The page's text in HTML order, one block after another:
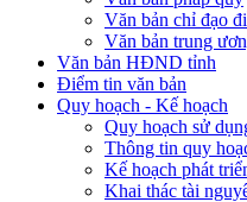
Văn bản chỉ đạo
Văn bản trung
Văn bản HĐND tỉnh
Điểm tin văn bản
Quy hoạch - Kế hoạch
Quy hoạch sử
Thông tin quy
Kế hoạch phát
Khai thác tài